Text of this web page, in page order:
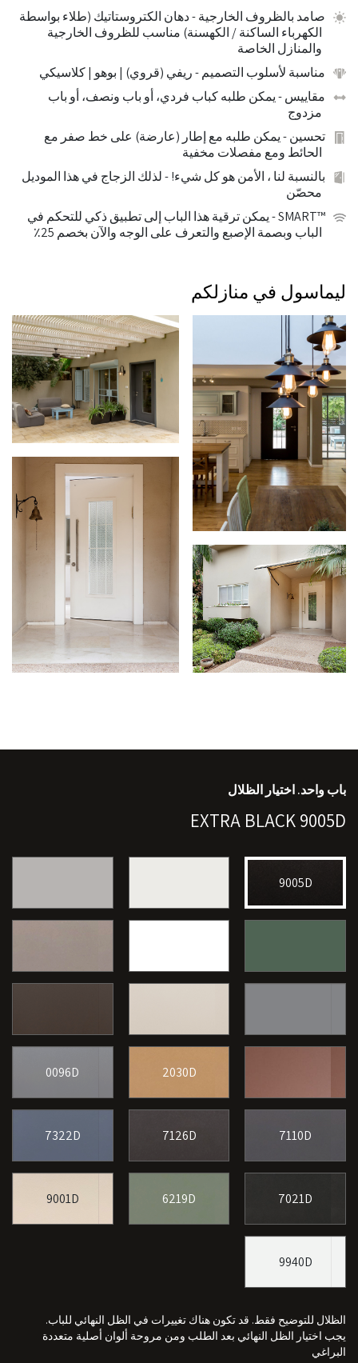
صامد بالظروف الخارجية- دهان الكتروستاتيك (طلاء بواسطة
الكهرباء الساكنة / الكهسنة) مناسب للظروف الخارجية
والمنازل الخاصة
مناسبة لأسلوب التصميم- ريفي (قروي) | بوهو | كلاسيكي
مقاييس- يمكن طلبه كباب فردي، أو باب ونصف، أو باب
مزدوج
تحسين- يمكن طلبه مع إطار (عارضة) على خط صفر مع
الحائط ومع مفصلات مخفية
بالنسبة لنا ، الأمن هو كل شيء!- لذلك الزجاج في هذا الموديل
محصّن
™SMART
- يمكن ترقية هذا الباب إلى تطبيق ذكي للتحكم في
الباب وبصمة الإصبع والتعرف على الوجه والآن بخصم 25٪
ليماسول في منازلكم
9005D
2030D
0096D
7110D
7126D
7322D
7021D
6219D
9001D
9940D
الظلال للتوضيح فقط. قد تكون هناك تغييرات في الظل النهائي للباب.
يجب اختيار الظل النهائي بعد الطلب ومن مروحة ألوان أصلية متعددة
البراغي
باب واحد. اختيار الظلال
EXTRA BLACK 9005D